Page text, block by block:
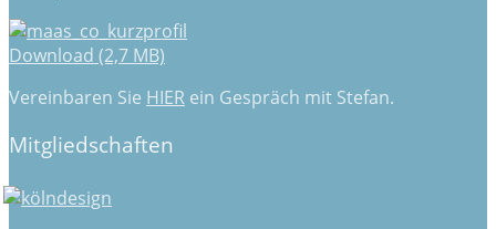
Download (2,7 MB)
Vereinbaren Sie HIER ein Gespräch mit Stefan.
Mitgliedschaften